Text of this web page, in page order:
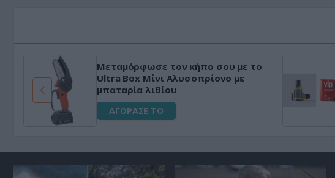
Μεταμόρφωσε τον κήπο σου με το
Ultra Box Μίνι Αλυσοπρίονο με
μπαταρία λιθίου
ΑΓΟΡΑΣΕ ΤΟ